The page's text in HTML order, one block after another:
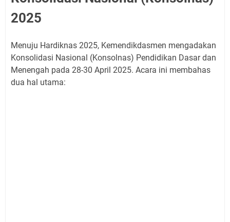
2025
Menuju Hardiknas 2025, Kemendikdasmen mengadakan
Konsolidasi Nasional (Konsolnas) Pendidikan Dasar dan
Menengah pada 28-30 April 2025. Acara ini membahas
dua hal utama: